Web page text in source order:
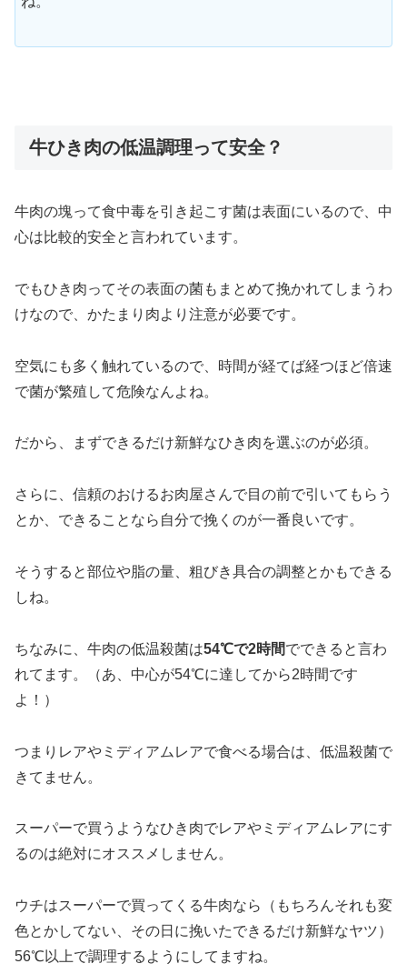
牛ひき肉の低温調理って安全？
牛肉の塊って食中毒を引き起こす菌は表面にいるので、中
心は比較的安全と言われています。
でもひき肉ってその表面の菌もまとめて挽かれてしまうわ
けなので、かたまり肉より注意が必要です。
空気にも多く触れているので、時間が経てば経つほど倍速
で菌が繁殖して危険なんよね。
だから、まずできるだけ新鮮なひき肉を選ぶのが必須。
さらに、信頼のおけるお肉屋さんで目の前で引いてもらう
とか、できることなら自分で挽くのが一番良いです。
そうすると部位や脂の量、粗びき具合の調整とかもできる
しね。
ちなみに、牛肉の低温殺菌は54℃で2時間でできると言わ
れてます。（あ、中心が54℃に達してから2時間です
よ！）
つまりレアやミディアムレアで食べる場合は、低温殺菌で
きてません。
スーパーで買うようなひき肉でレアやミディアムレアにす
るのは絶対にオススメしません。
ウチはスーパーで買ってくる牛肉なら（もちろんそれも変
色とかしてない、その日に挽いたできるだけ新鮮なヤツ）
56℃以上で調理するようにしてますね。